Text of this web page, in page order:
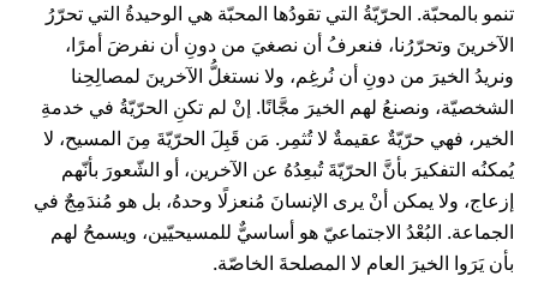
تنمو بالمحبّة. الحرّيّةُ التي تقودُها المحبّة هي الوحيدةُ التي تحرّرُ
الآخرينَ وتحرّرُنا، فنعرفُ أن نصغيَ من دونِ أن نفرضَ أمرًا،
ونريدُ الخيرَ من دونِ أن نُرغِم، ولا نستغلُّ الآخرينَ لمصالِحِنا
الشخصيّة، ونصنعُ لهم الخيرَ مجَّانًا. إنْ لم تكنِ الحرّيّةُ في خدمةِ
الخير، فهي حرّيّةٌ عقيمةٌ لا تُثمِر. مَن قَبِلَ الحرّيّةَ مِنَ المسيح، لا
يُمكنُه التفكيرَ بأنَّ الحرّيّةَ تُبعِدُهُ عن الآخرين، أو الشّعورَ بأنّهم
إزعاج، ولا يمكن أنْ يرى الإنسانَ مُنعزلًا وحدهُ، بل هو مُندَمِجٌ في
الجماعة. البُعْدُ الاجتماعيّ هو أساسيٌّ للمسيحيّين، ويسمحُ لهم
بأن يَرَوا الخيرَ العام لا المصلحةَ الخاصّة.